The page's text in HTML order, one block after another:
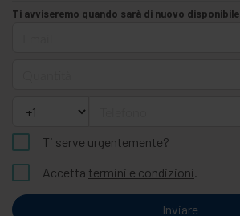
Ti avviseremo quando sarà di nuovo disponibile.
Ti serve urgentemente?
Accetta termini e condizioni.
Inviare